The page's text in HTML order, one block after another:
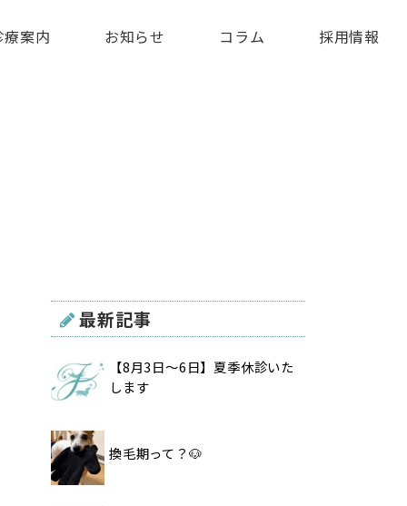
療案内 お知らせ コラム 採用情報
最新記事
【8月3日〜6日】夏季休診いた
します
換毛期って？🐶